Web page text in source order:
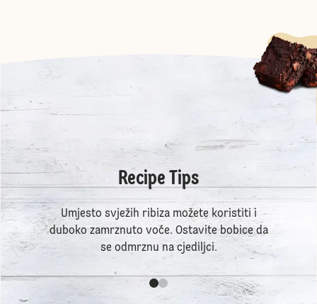
Recipe Tips
Umjesto svježih ribiza možete koristiti i
duboko zamrznuto voće. Ostavite bobice da
se odmrznu na cjediljci.